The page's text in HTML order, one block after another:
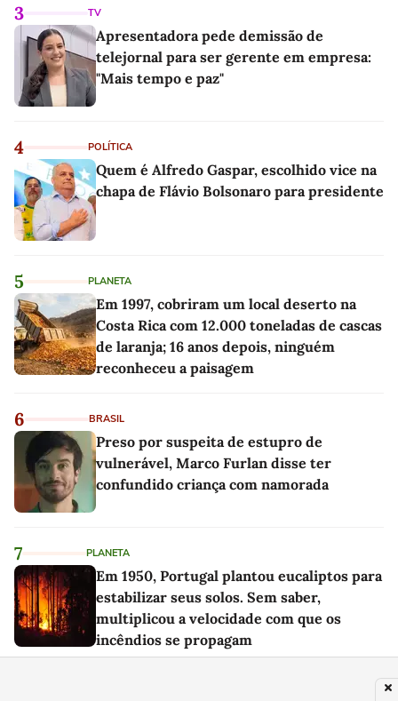
3 TV
Apresentadora pede demissão de
telejornal para ser gerente em empresa:
"Mais tempo e paz"
4 POLÍTICA
Quem é Alfredo Gaspar, escolhido vice na
chapa de Flávio Bolsonaro para presidente
5 PLANETA
Em 1997, cobriram um local deserto na
Costa Rica com 12.000 toneladas de cascas
de laranja; 16 anos depois, ninguém
reconheceu a paisagem
6 BRASIL
Preso por suspeita de estupro de
vulnerável, Marco Furlan disse ter
confundido criança com namorada
7 PLANETA
Em 1950, Portugal plantou eucaliptos para
estabilizar seus solos. Sem saber,
multiplicou a velocidade com que os
incêndios se propagam